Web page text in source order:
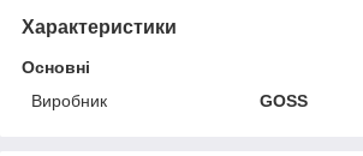
Характеристики
Основні
Виробник
GOSS